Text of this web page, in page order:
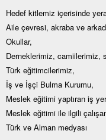
Hedef kitlemiz içerisinde
Aile çevresi, akraba ve
Okullar,
Derneklerimiz, camiilerimiz,
Türk eğitimcilerimiz,
İş ve İşçi Bulma Kurumu,
Meslek eğitimi yaptıran iş
Meslek eğitimi ile ilgili
Türk ve Alman medyası